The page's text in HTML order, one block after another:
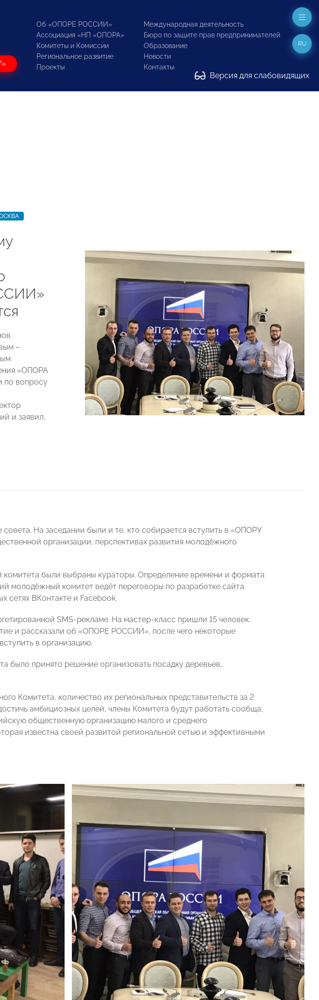
Об «ОПОРЕ РОССИИ»
Ассоциация «НП «ОПОРА»
Комитеты и Комиссии
Региональное развитие
Проекты
Международная деятельность
Бюро по защите прав предпринимателей
Образование
Новости
Контакты
Версия для слабовидящих
RU
–
«ОПОРА
по вопросу
и заявил,
На заседании были и те, кто собирается вступить в «ОПОРУ
организации, перспективах развития молодёжного
комитета были выбраны кураторы. Определение времени и формата
молодёжный комитет ведёт переговоры по разработке сайта.
сетях ВКонтакте и Facebook.
SMS-рекламе. На мастер-класс пришли 15 человек.
и рассказали об «ОПОРЕ РОССИИ», после чего некоторые
в организацию.
было принято решение организовать посадку деревьев,
Комитета, количество их региональных представительств за 2
амбициозных целей, члены Комитета будут работать сообща,
общественную организацию малого и среднего
известна своей развитой региональной сетью и эффективными